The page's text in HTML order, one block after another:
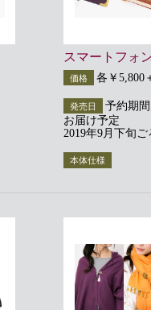
スマートフォ
価格 各￥5,800
発売日
予約期間
お届け予定
2019年9月下旬ご
本体仕様